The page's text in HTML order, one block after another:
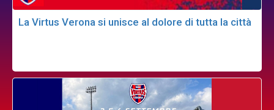
La Virtus Verona si unisce al dolore di tutta la città